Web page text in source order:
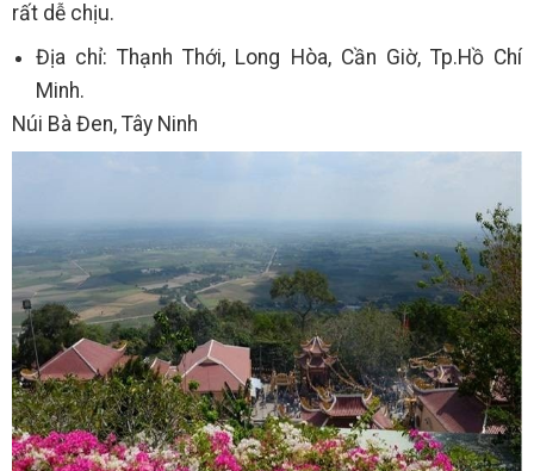
rất dễ chịu.
Địa chỉ: Thạnh Thới, Long Hòa, Cần Giờ, Tp.Hồ Chí
Minh.
Núi Bà Đen, Tây Ninh